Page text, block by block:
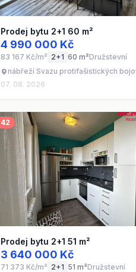
Prodej bytu 2+1 60 m²
4 990 000 Kč
83 167 Kč/m² 2+1 60 m²Družstevní
nábřeží Svazu protifašistických
07. 08. 2026
42
Prodej bytu 2+1 51 m²
3 640 000 Kč
71 373 Kč/m² 2+1 51 m²Družstevní